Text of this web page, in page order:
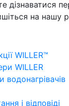
дізнаватися
на нашу
WILLER™
WILLER
водонагрівачів
і відповіді